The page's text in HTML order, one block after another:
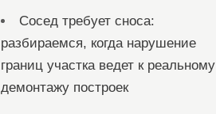
Сосед требует сноса:
разбираемся, когда нарушение
границ участка ведет к реальному
демонтажу построек